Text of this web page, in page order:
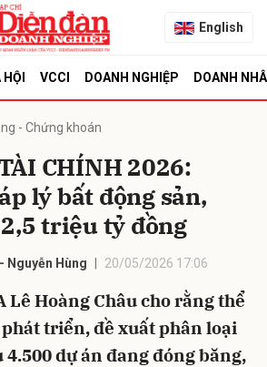
English
VCCI DOANH NGHIỆP DOANH
- Chứng khoán
CHÍNH 2026:
lý bất động sản,
triệu tỷ đồng
Nguyễn Hùng 20/05/2026 17:06
Lê Hoàng Châu cho rằng thể
triển, đề xuất phân loại
dự án đang đóng băng,
Hủy